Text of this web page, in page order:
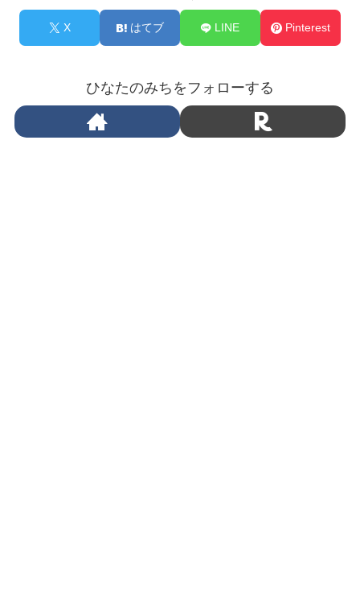
X はてブ LINE Pinterest
ひなたのみちをフォローする